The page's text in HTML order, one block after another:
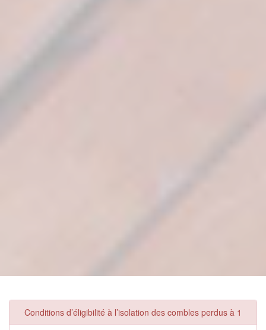
Conditions d’éligibilité à l’isolation des combles perdus à 1